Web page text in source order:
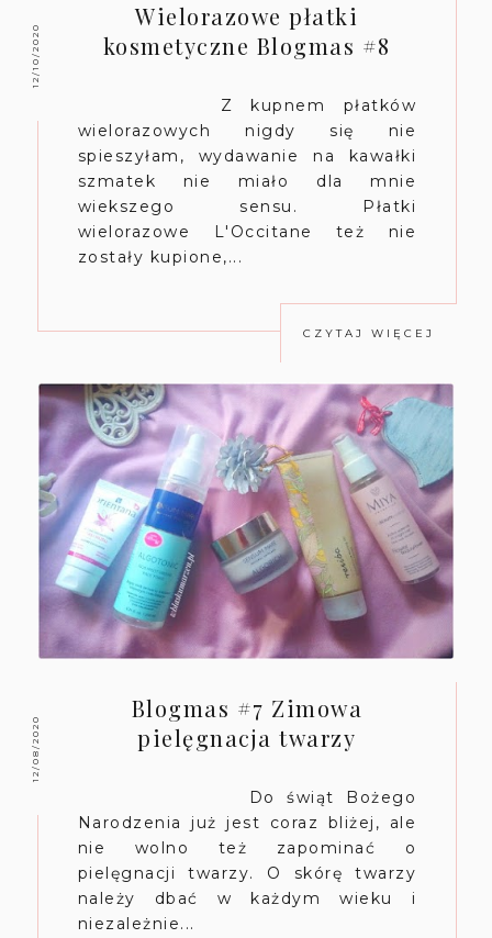
12/10/2020
Wielorazowe płatki
kosmetyczne Blogmas #8
Z kupnem płatków
wielorazowych nigdy się nie
spieszyłam, wydawanie na kawałki
szmatek nie miało dla mnie
wiekszego sensu. Płatki
wielorazowe L'Occitane też nie
zostały kupione,...
CZYTAJ WIĘCEJ
12/08/2020
Blogmas #7 Zimowa
pielęgnacja twarzy
Do świąt Bożego
Narodzenia już jest coraz bliżej, ale
nie wolno też zapominać o
pielęgnacji twarzy. O skórę twarzy
należy dbać w każdym wieku i
niezależnie...